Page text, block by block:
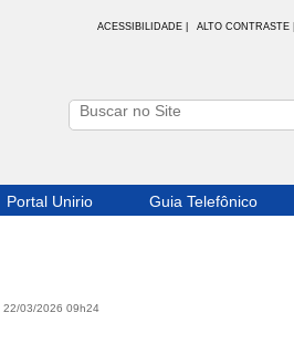
ACESSIBILIDADE ALTO CONTRASTE |
Portal Unirio Guia Telefônico
22/03/2026 09h24